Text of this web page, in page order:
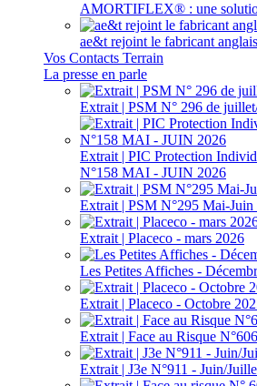
AMORTIFLEX® : une
ae&t rejoint le fabricant
Vos Contacts Terrain
La presse en parle
Extrait | PSM N° 296 de
Extrait | PIC Protection
N°158 MAI - JUIN 2026
Extrait | PSM N°295 Mai-Juin
Extrait | Placeco - mars 2026
Les Petites Affiches -
Extrait | Placeco - Octobre
Extrait | Face au Risque
Extrait | J3e N°911 - Juin/